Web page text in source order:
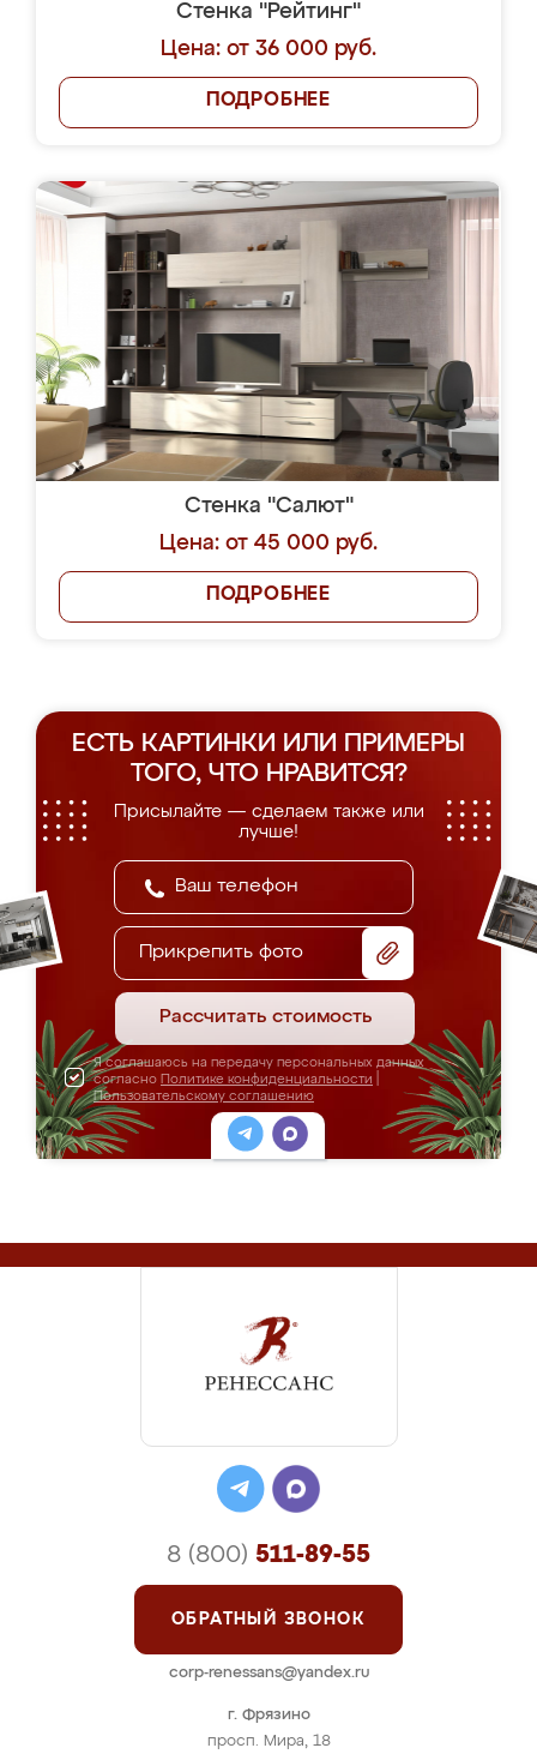
Стенка "Рейтинг"
Цена: от 36 000 руб.
ПОДРОБНЕЕ
Стенка "Салют"
Цена: от 45 000 руб.
ПОДРОБНЕЕ
ЕСТЬ КАРТИНКИ ИЛИ ПРИМЕРЫ
ТОГО, ЧТО НРАВИТСЯ?
Присылайте — сделаем также или
лучше!
Прикрепить фото
Рассчитать стоимость
Я соглашаюсь на передачу персональных данных
согласно Политике конфиденциальности
Пользовательскому соглашению
г. Фрязино
просп. Мира, 18
8 (800) 511-89-55
ОБРАТНЫЙ ЗВОНОК
corp-renessans@yandex.ru